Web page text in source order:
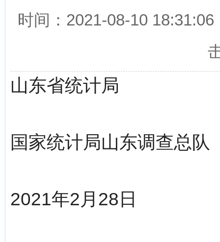
时间：2021-08-10
山东省统计局
国家统计局山东调查总队
2021年2月28日